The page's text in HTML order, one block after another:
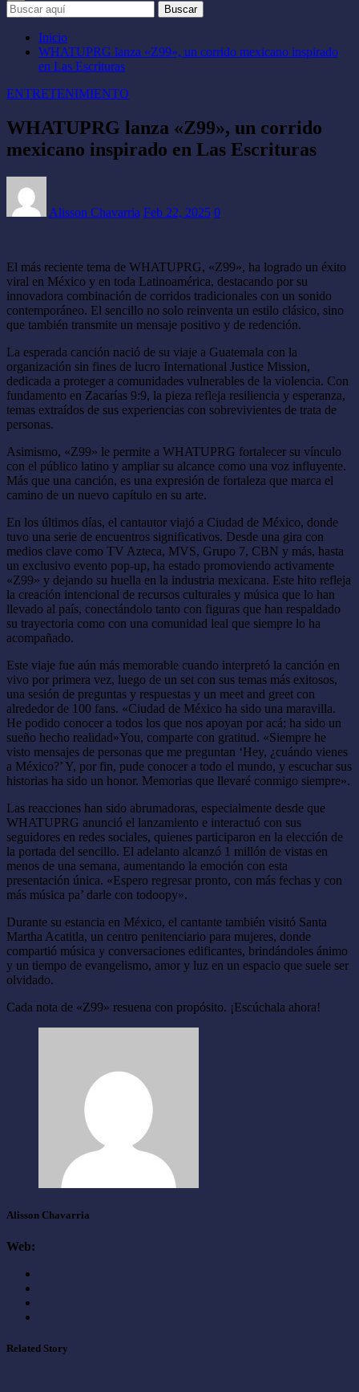
Buscar
Inicio
WHATUPRG lanza «Z99», un corrido mexicano inspirado
en Las Escrituras
ENTRETENIMIENTO
WHATUPRG lanza «Z99», un corrido
mexicano inspirado en Las Escrituras
Alisson Chavarria Feb 22, 2025 0
El más reciente tema de WHATUPRG, «Z99», ha logrado un éxito
viral en México y en toda Latinoamérica, destacando por su
innovadora combinación de corridos tradicionales con un sonido
contemporáneo. El sencillo no solo reinventa un estilo clásico, sino
que también transmite un mensaje positivo y de redención.
La esperada canción nació de su viaje a Guatemala con la
organización sin fines de lucro International Justice Mission,
dedicada a proteger a comunidades vulnerables de la violencia. Con
fundamento en Zacarías 9:9, la pieza refleja resiliencia y esperanza,
temas extraídos de sus experiencias con sobrevivientes de trata de
personas.
Asimismo, «Z99» le permite a WHATUPRG fortalecer su vínculo
con el público latino y ampliar su alcance como una voz influyente.
Más que una canción, es una expresión de fortaleza que marca el
camino de un nuevo capítulo en su arte.
En los últimos días, el cantautor viajó a Ciudad de México, donde
tuvo una serie de encuentros significativos. Desde una gira con
medios clave como TV Azteca, MVS, Grupo 7, CBN y más, hasta
un exclusivo evento pop-up, ha estado promoviendo activamente
«Z99» y dejando su huella en la industria mexicana. Este hito refleja
la creación intencional de recursos culturales y música que lo han
llevado al país, conectándolo tanto con figuras que han respaldado
su trayectoria como con una comunidad leal que siempre lo ha
acompañado.
Este viaje fue aún más memorable cuando interpretó la canción en
vivo por primera vez, luego de un set con sus temas más exitosos,
una sesión de preguntas y respuestas y un meet and greet con
alrededor de 100 fans. «Ciudad de México ha sido una maravilla.
He podido conocer a todos los que nos apoyan por acá; ha sido un
sueño hecho realidad»You, comparte con gratitud. «Siempre he
visto mensajes de personas que me preguntan ‘Hey, ¿cuándo vienes
a México?’ Y, por fin, pude conocer a todo el mundo, y escuchar sus
historias ha sido un honor. Memorias que llevaré conmigo siempre».
Las reacciones han sido abrumadoras, especialmente desde que
WHATUPRG anunció el lanzamiento e interactuó con sus
seguidores en redes sociales, quienes participaron en la elección de
la portada del sencillo. El adelanto alcanzó 1 millón de vistas en
menos de una semana, aumentando la emoción con esta
presentación única. «Espero regresar pronto, con más fechas y con
más música pa’ darle con todoopy».
Durante su estancia en México, el cantante también visitó Santa
Martha Acatitla, un centro penitenciario para mujeres, donde
compartió música y conversaciones edificantes, brindándoles ánimo
y un tiempo de evangelismo, amor y luz en un espacio que suele ser
olvidado.
Cada nota de «Z99» resuena con propósito. ¡Escúchala ahora!
Alisson Chavarria
Web:
Related Story